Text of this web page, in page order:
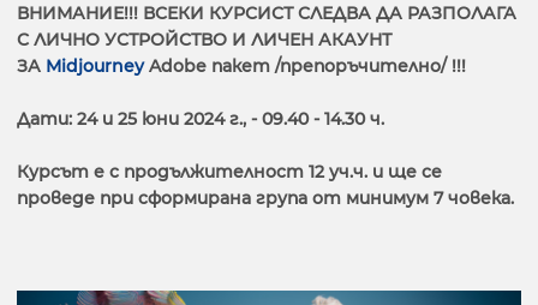
ВНИМАНИЕ!!! ВСЕКИ КУРСИСТ СЛЕДВА ДА РАЗПОЛАГА
С ЛИЧНО УСТРОЙСТВО И ЛИЧЕН АКАУНТ
ЗА MidjourneyAdobe пакет /препоръчително/ !!!
Дати: 24 и 25 юни 2024 г., - 09.40 - 14.30 ч.
Курсът е с продължителност 12 уч.ч. и ще се
проведе при сформирана група от минимум 7 човека.